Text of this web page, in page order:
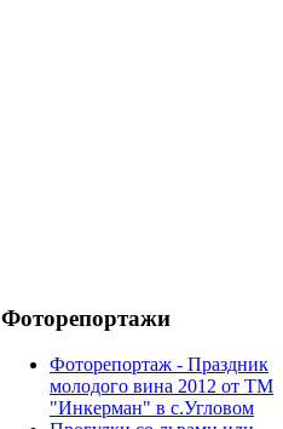
Фоторепортажи
Фоторепортаж - Праздник
молодого вина 2012 от ТМ
"Инкерман" в с.Угловом